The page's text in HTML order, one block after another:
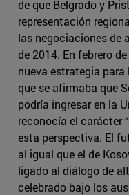
de que Belgrado y
representación
las negociaciones de
de 2014. En febrero
nueva estrategia
que se afirmaba que
podría ingresar en la
reconocía el carácter
esta perspectiva. El
al igual que el de
ligado al diálogo de
celebrado bajo los